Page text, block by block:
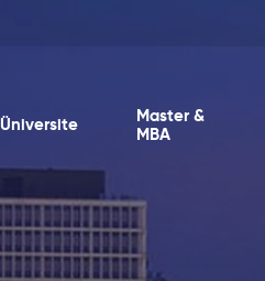
Üniversite
Master &
MBA